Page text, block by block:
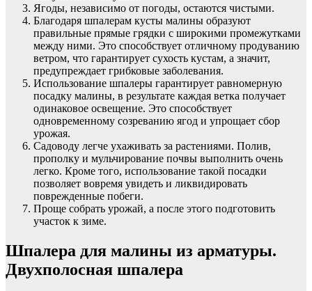
Ягоды, независимо от погоды, остаются чистыми.
Благодаря шпалерам кусты малины образуют
правильные прямые грядки с широкими промежутками
между ними. Это способствует отличному продуванию
ветром, что гарантирует сухость кустам, а значит,
предупреждает грибковые заболевания.
Использование шпалеры гарантирует равномерную
посадку малины, в результате каждая ветка получает
одинаковое освещение. Это способствует
одновременному созреванию ягод и упрощает сбор
урожая.
Садоводу легче ухаживать за растениями. Полив,
прополку и мульчирование почвы выполнить очень
легко. Кроме того, использование такой посадки
позволяет вовремя увидеть и ликвидировать
поврежденные побеги.
Проще собрать урожай, а после этого подготовить
участок к зиме.
Шпалера для малины из арматуры.
Двухполосная шпалера